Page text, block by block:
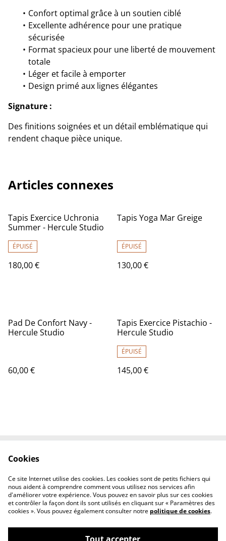
Confort optimal grâce à un soutien ciblé
Excellente adhérence pour une pratique
sécurisée
Format spacieux pour une liberté de mouvement
totale
Léger et facile à emporter
Design primé aux lignes élégantes
Signature :
Des finitions soignées et un détail emblématique qui
rendent chaque pièce unique.
Articles connexes
Tapis Exercice Uchronia
Summer - Hercule Studio
ÉPUISÉ
180,00 €
Tapis Yoga Mar Greige
ÉPUISÉ
130,00 €
Pad De Confort Navy -
Hercule Studio
60,00 €
Tapis Exercice Pistachio -
Hercule Studio
ÉPUISÉ
145,00 €
Politique de
confidentialité
Politique de cookies
Cookies
Ce site Internet utilise des cookies. Les cookies sont de petits fichiers qui
nous aident à comprendre comment vous utilisez nos services afin
d'améliorer votre expérience. Vous pouvez en savoir plus sur ces cookies
et contrôler la façon dont ils sont utilisés en cliquant sur « Paramètres des
cookies ». Vous pouvez également consulter notre politique de cookies.